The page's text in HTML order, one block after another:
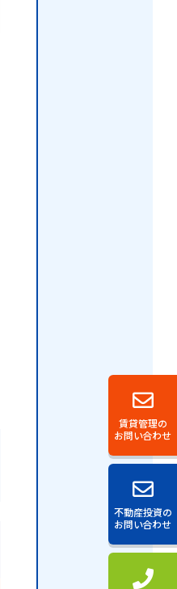
賃貸管理の
お問い合わせ
不動産投資の
お問い合わせ